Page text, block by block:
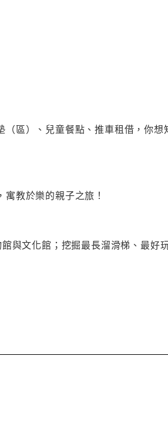
區）、兒童餐點、推車租借，你想
教於樂的親子之旅！
與文化館；挖掘最長溜滑梯、最好